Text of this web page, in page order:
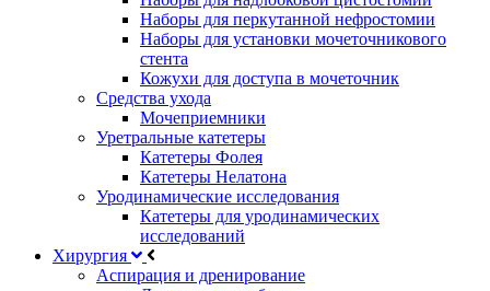
Наборы для перкутанной нефростомии
Наборы для установки мочеточникового
стента
Кожухи для доступа в мочеточник
Средства ухода
Мочеприемники
Уретральные катетеры
Катетеры Фолея
Катетеры Нелатона
Уродинамические исследования
Катетеры для уродинамических
исследований
Хирургия
Аспирация и дренирование